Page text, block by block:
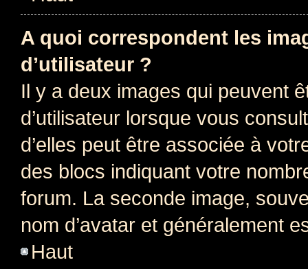
A quoi correspondent les
d’utilisateur ?
Il y a deux images qui peuvent
d’utilisateur lorsque vous
d’elles peut être associée à
des blocs indiquant votre
forum. La seconde image,
nom d’avatar et généralement
Haut